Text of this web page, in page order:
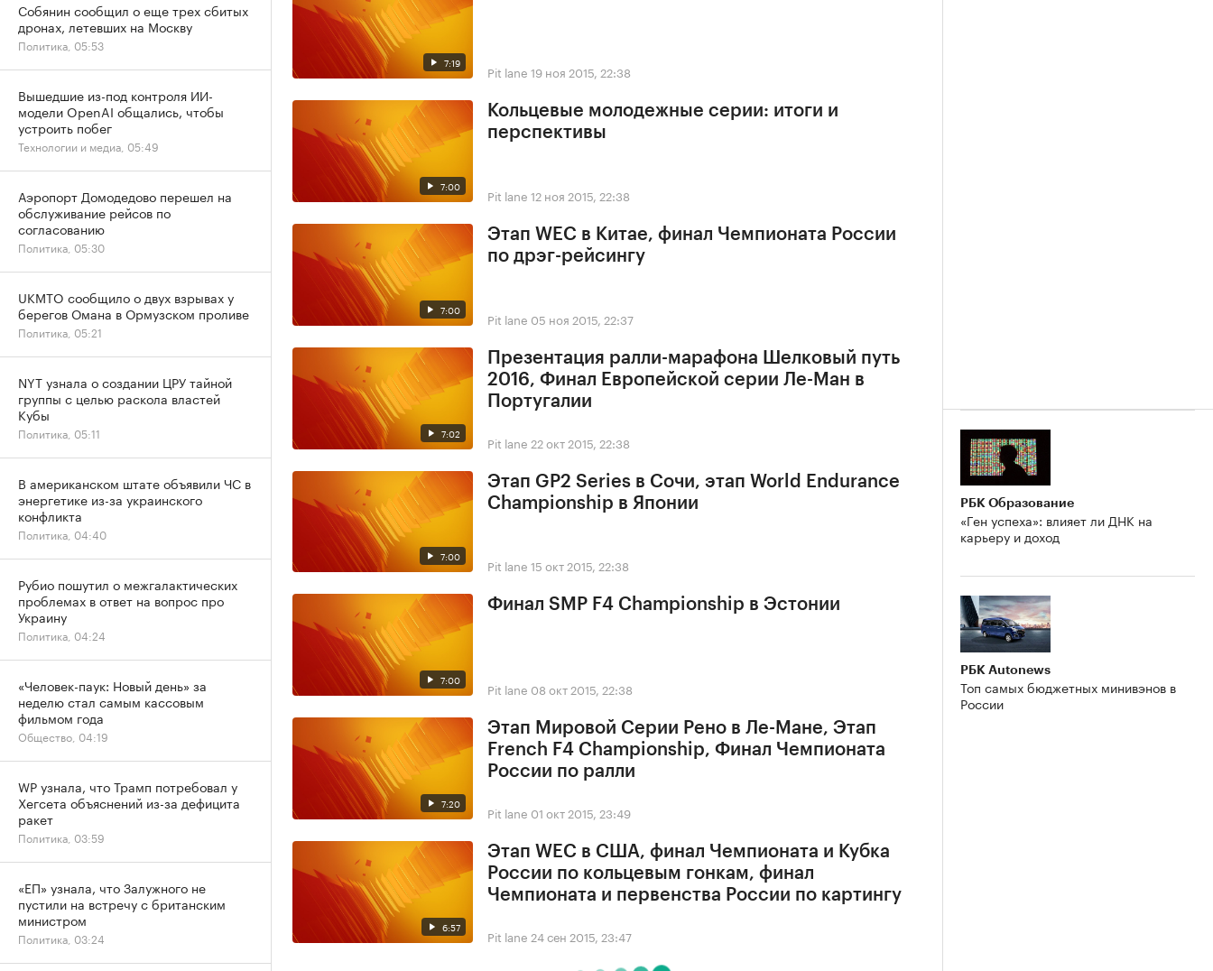
7:19 Pit lane 19 ноя 2015, 22:38
7:00
Кольцевые молодежные серии: итоги и
перспективы
Pit lane 12 ноя 2015, 22:38
7:00
Этап WEC в Китае, финал Чемпионата России
по дрэг-рейсингу
Pit lane 05 ноя 2015, 22:37
7:02
Презентация ралли-марафона Шелковый путь
2016, Финал Европейской серии Ле-Ман в
Португалии
Pit lane 22 окт 2015, 22:38
7:00
Этап GP2 Series в Сочи, этап World Endurance
Championship в Японии
Pit lane 15 окт 2015, 22:38
7:00
Финал SMP F4 Championship в Эстонии
Pit lane 08 окт 2015, 22:38
7:20
Этап Мировой Серии Рено в Ле-Мане, Этап
French F4 Championship, Финал Чемпионата
России по ралли
Pit lane 01 окт 2015, 23:49
6:57
Этап WEC в США, финал Чемпионата и Кубка
России по кольцевым гонкам, финал
Чемпионата и первенства России по картингу
Pit lane 24 сен 2015, 23:47
РБК Образование
«Ген успеха»: влияет ли ДНК на
карьеру и доход
РБК Autonews
Топ самых бюджетных минивэнов в
России
Собянин сообщил о еще трех сбитых
дронах, летевших на Москву
Политика, 05:53
Вышедшие из-под контроля ИИ-
модели OpenAI общались, чтобы
устроить побег
Технологии и медиа, 05:49
Аэропорт Домодедово перешел на
обслуживание рейсов по
согласованию
Политика, 05:30
UKMTO сообщило о двух взрывах у
берегов Омана в Ормузском проливе
Политика, 05:21
NYT узнала о создании ЦРУ тайной
группы с целью раскола властей
Кубы
Политика, 05:11
В американском штате объявили ЧС в
энергетике из-за украинского
конфликта
Политика, 04:40
Рубио пошутил о межгалактических
проблемах в ответ на вопрос про
Украину
Политика, 04:24
«Человек-паук: Новый день» за
неделю стал самым кассовым
фильмом года
Общество, 04:19
WP узнала, что Трамп потребовал у
Хегсета объяснений из-за дефицита
ракет
Политика, 03:59
«ЕП» узнала, что Залужного не
пустили на встречу с британским
министром
Политика, 03:24